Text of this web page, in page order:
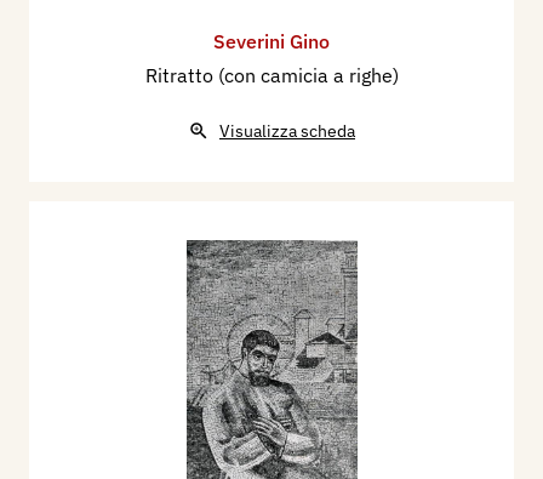
Severini Gino
Ritratto (con camicia a righe)
Visualizza scheda